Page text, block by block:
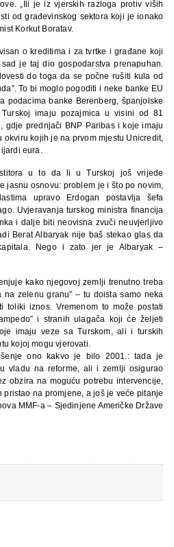
„Ili je iz vjerskih razloga protiv viših
od građevinskog sektora koji je ionako
Korkut Boratav.
o kreditima i za tvrtke i građane koji
je taj dio gospodarstva prenapuhan.
do toga da se počne rušiti kula od
To bi moglo pogoditi i neke banke EU
podacima banke Berenberg, španjolske
imaju pozajmica u visini od 81
gdje prednjači BNP Paribas i koje imaju
kojih je na prvom mjestu Unicredit,
eura.
u to da li u Turskoj još vrijede
jasnu osnovu: problem je i što po novim,
upravo Erdogan postavlja šefa
Uvjeravanja turskog ministra financija
i dalje biti neovisna zvuči neuvjerljivo
Berat Albaryak nije baš stekao glas da
Nego i zato jer je Albaryak –
kako njegovoj zemlji trenutno treba
zelenu granu” – tu doista samo neka
toliki iznos. Vremenom to može postati
i stranih ulagača koji će željeti
imaju veze sa Turskom, ali i turskih
kojoj mogu vjerovati.
ono kakvo je bilo 2001.: tada je
vladu na reforme, ali i zemlji osigurao
obzira na moguću potrebu intervencije,
na promjene, a još je veće pitanje
MMF-a – Sjedinjene Američke Države